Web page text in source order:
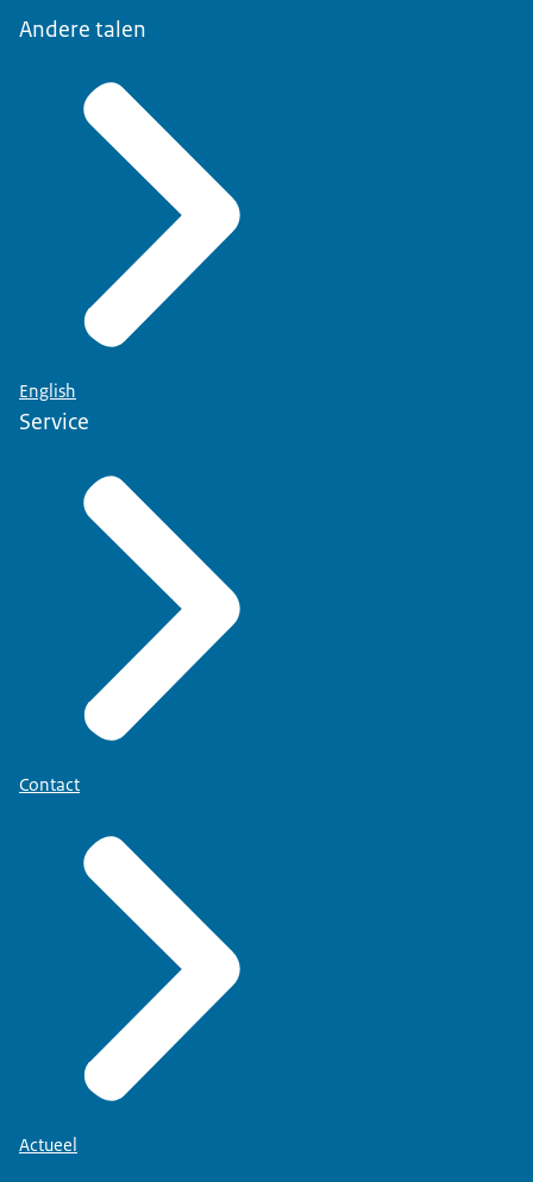
Andere talen
English
Service
Contact
Actueel